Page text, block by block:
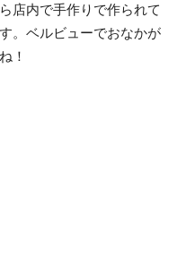
店内で手作りで作られて
。ベルビューでおなかが
！